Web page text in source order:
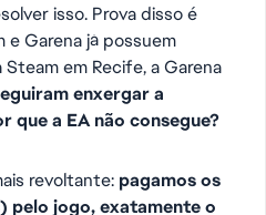
isso. Prova disso é
Garena já possuem
em Recife, a Garena
enxergar a
que a EA não consegue?
revoltante: pagamos os
pelo jogo, exatamente o